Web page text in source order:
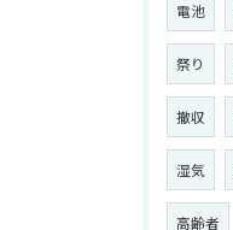
電池
祭り
撤収
湿気
高齢者